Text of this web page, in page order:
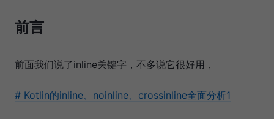
前言
前面我们说了inline关键字，不多说它很好用，
# Kotlin的inline、noinline、crossinline全面分析1